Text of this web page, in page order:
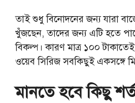
তাই শুধু বিনোদনের জন্য যারা
খুঁজছেন, তাদের জন্য এটি হতে
বিকল্প। কারণ মাত্র ১০০
ওয়েব সিরিজ সবকিছুই একসঙ্গে
মানতে হবে কিছু